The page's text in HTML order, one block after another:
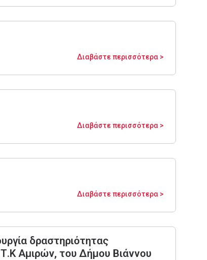
Διαβάστε περισσότερα >
Διαβάστε περισσότερα >
Διαβάστε περισσότερα >
δραστηριότητας
Αμιρών, του Δήμου Βιάννου